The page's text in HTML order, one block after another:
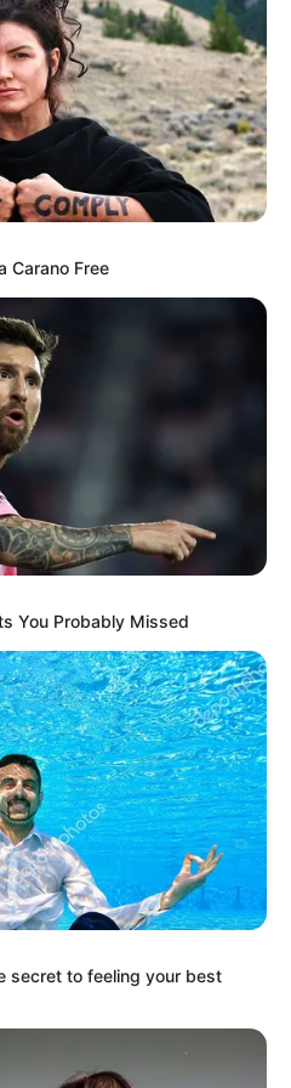
kering, lapisan kedua
Carano Free
You Probably Missed
secret to feeling your best